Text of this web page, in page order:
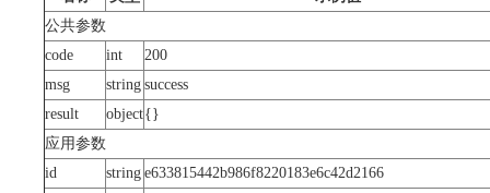
公共参数
code
int
200
msg
string success
result
object{}
应用参数
id
string e633815442b986f8220183e6c42d2166